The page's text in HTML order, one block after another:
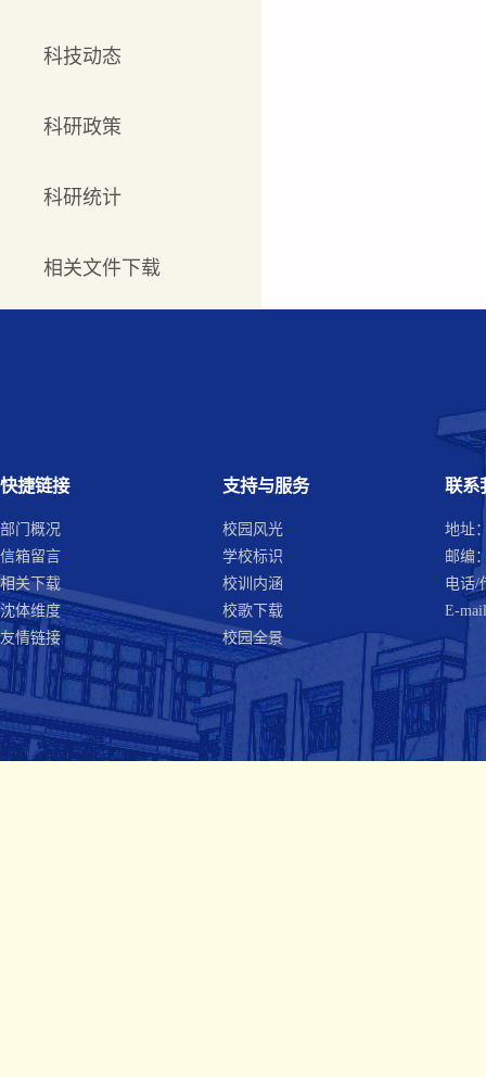
科技动态
科研政策
科研统计
相关文件下载
快捷链接
部门概况
信箱留言
相关下载
沈体维度
友情链接
支持与服务
校园风光
学校标识
校训内涵
校歌下载
校园全景
联系
地址
邮编
电话/
E-